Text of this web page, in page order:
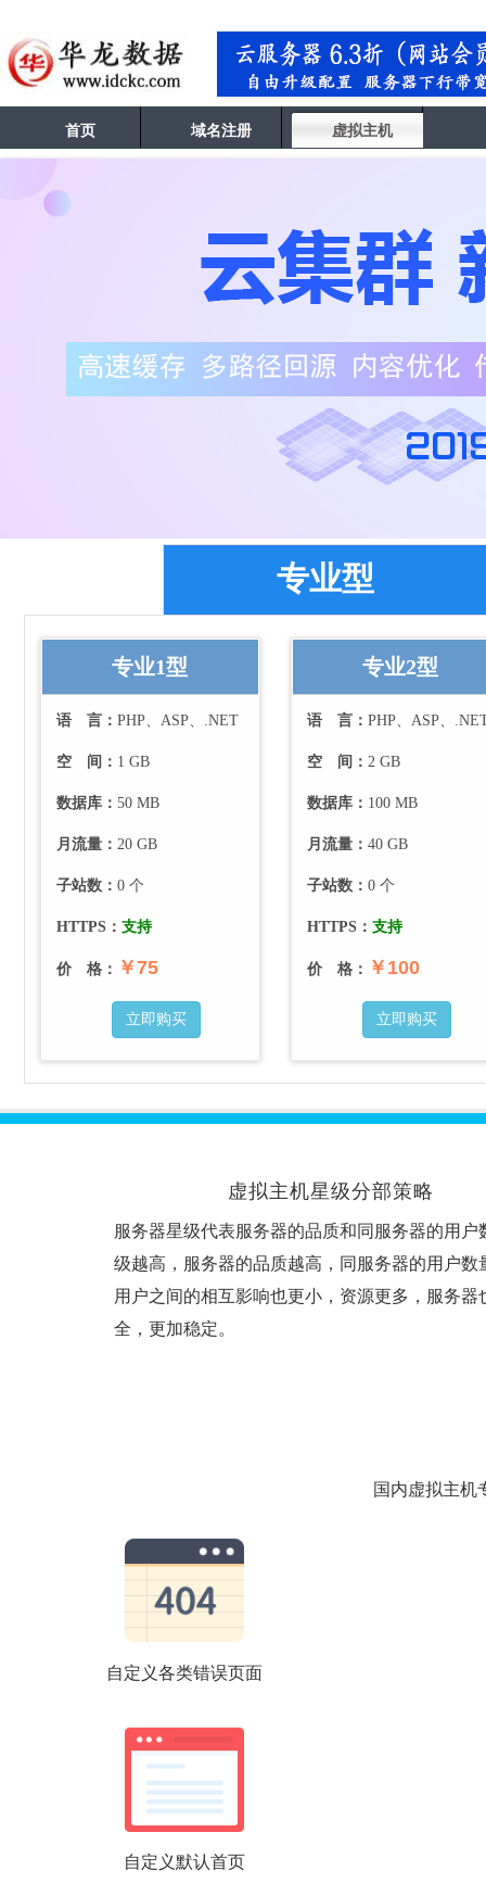
首页 域名注册 虚拟主机
专业型
专业1型
语 言： PHP、ASP、.NET
空 间： 1 GB
数据库： 50 MB
月流量： 20GB
子站数： 0个
HTTPS： 支持
价 格： ￥75
立即购买
专业2型
语 言： PHP、ASP、
空 间： 2 GB
数据库： 100 MB
月流量： 40GB
子站数： 0个
HTTPS： 支持
价 格： ￥100
立即购买
虚拟主机星级分部策略
服务器星级代表服务器的品质和同服务器的用户
级越高，服务器的品质越高，同服务器的用户数
用户之间的相互影响也更小，资源更多，服务器
全，更加稳定。
国内虚拟主机
自定义各类错误页面
自定义默认首页